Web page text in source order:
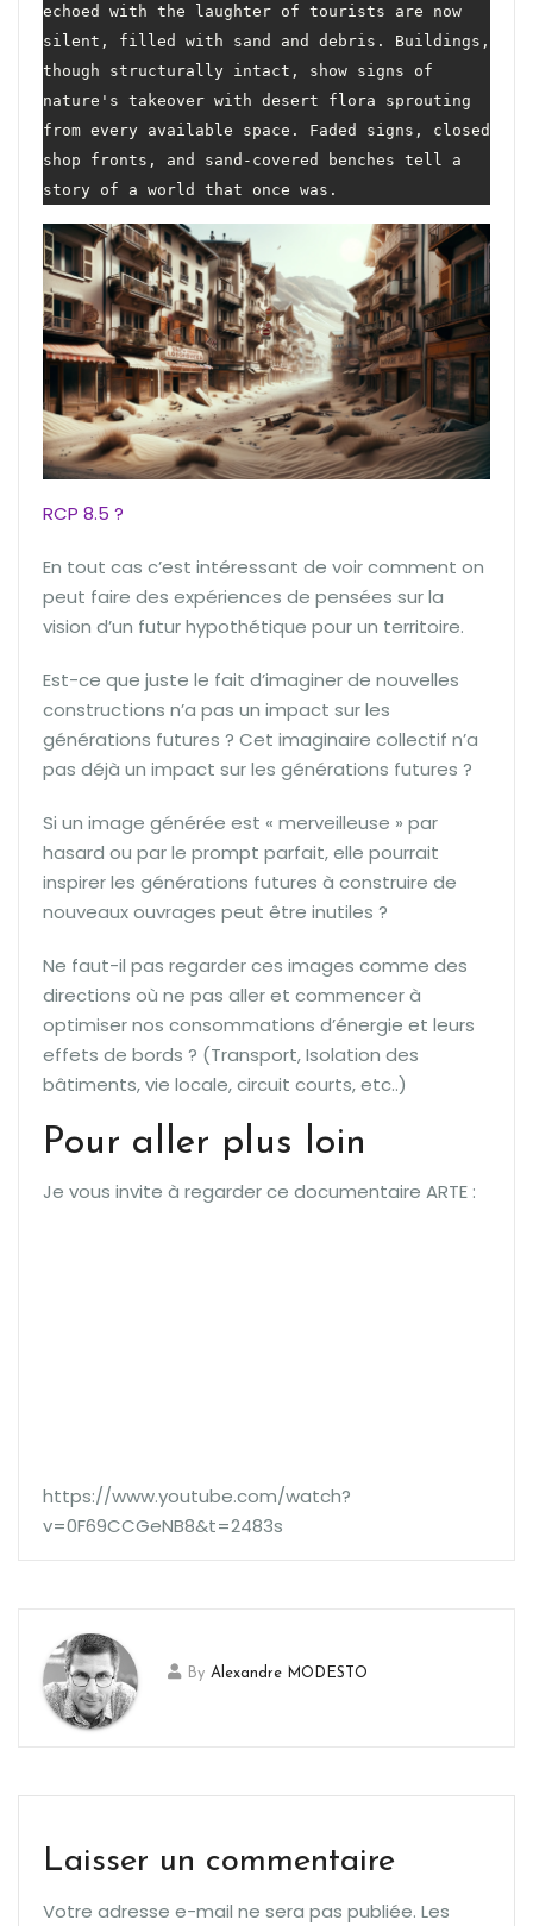
echoed with the laughter of tourists are now
silent, filled with sand and debris. Buildings,
though structurally intact, show signs of
nature's takeover with desert flora sprouting
from every available space. Faded signs, closed
shop fronts, and sand-covered benches tell a
story of a world that once was.
RCP 8.5 ?
En tout cas c’est intéressant de voir comment on
peut faire des expériences de pensées sur la
vision d’un futur hypothétique pour un territoire.
Est-ce que juste le fait d’imaginer de nouvelles
constructions n’a pas un impact sur les
générations futures ? Cet imaginaire collectif n’a
pas déjà un impact sur les générations futures ?
Si un image générée est « merveilleuse » par
hasard ou par le prompt parfait, elle pourrait
inspirer les générations futures à construire de
nouveaux ouvrages peut être inutiles ?
Ne faut-il pas regarder ces images comme des
directions où ne pas aller et commencer à
optimiser nos consommations d’énergie et leurs
effets de bords ? (Transport, Isolation des
bâtiments, vie locale, circuit courts, etc..)
Pour aller plus loin
Je vous invite à regarder ce documentaire ARTE :
https://www.youtube.com/watch?
v=0F69CCGeNB8&t=2483s
By Alexandre MODESTO
Laisser un commentaire
Votre adresse e-mail ne sera pas publiée. Les